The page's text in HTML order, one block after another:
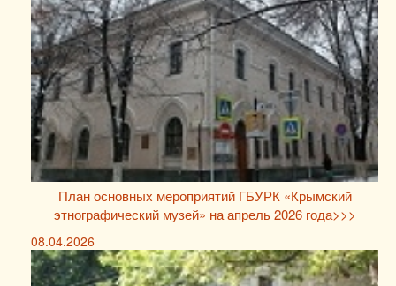
План основных мероприятий ГБУРК «Крымский
этнографический музей» на апрель 2026 года>>>
08.04.2026